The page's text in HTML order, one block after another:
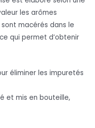
les arômes
macérés dans le
qui permet d’obtenir
éliminer les impuretés
et mis en bouteille,